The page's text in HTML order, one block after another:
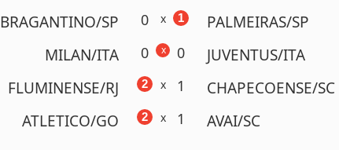
BRAGANTINO/SP 0 x PALMEIRAS/SP
1
MILAN/ITA 0 x JUVENTUS/ITA
0
FLUMINENSE/RJ 2 x CHAPECOENSE/SC
1
ATLETICO/GO 2 x AVAI/SC
1